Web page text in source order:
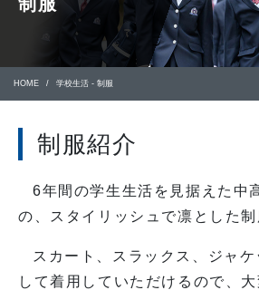
HOME 学校生活 - 制服
制服紹介
6年間の学生生活を見据えた中
の、スタイリッシュで凛とした制
スカート、スラックス、ジャ
して着用していただけるので、大